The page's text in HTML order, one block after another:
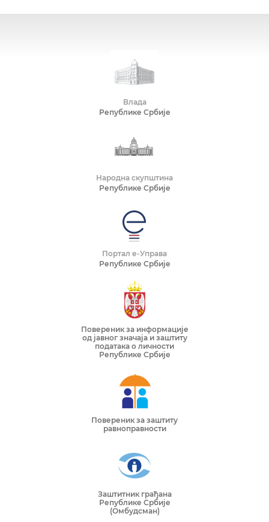
Влада
Републике Србије
Народна скупштина
Републике Србије
Портал е-Управа
Републике Србије
Повереник за информације
од јавног значаја и заштиту
података о личности
Републике Србије
Повереник за заштиту
равноправности
Заштитник грађана
Републике Србије
(Омбудсман)